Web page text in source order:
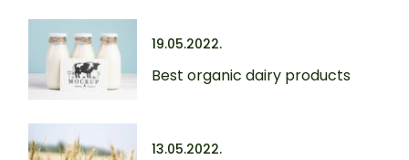
19.05.2022.
Best organic dairy products
13.05.2022.